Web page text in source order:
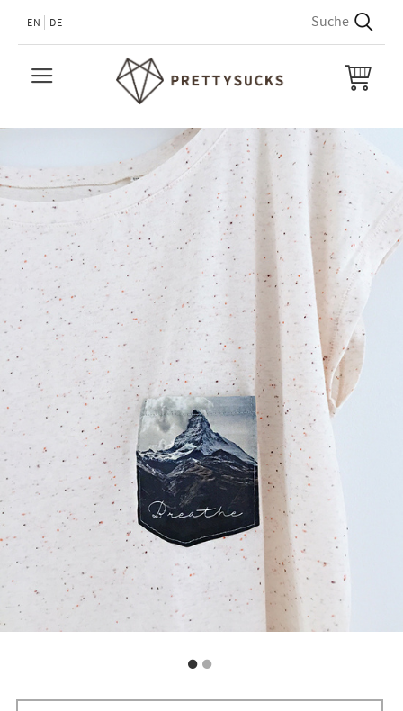
EN DE